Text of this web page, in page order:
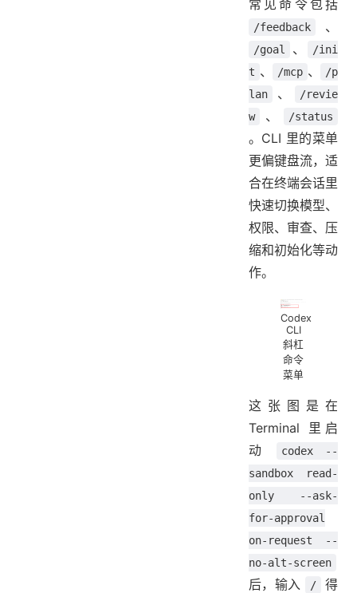
常见命令包括
/feedback 、
/goal 、
/ini
t 、 /mcp 、
/p
lan
、
/revie
w
、 /status
。CLI 里的菜单
更偏键盘流，适
合在终端会话里
快速切换模型、
权限、审查、压
缩和初始化等动
作。
Codex
CLI
斜杠
命令
菜单
这张图是在
Terminal 里启
动
codex --
sandbox read-
only --ask-
for-approval
on-request --
no-alt-screen
后，输入 / 得